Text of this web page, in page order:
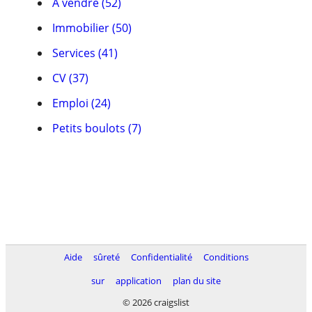
Immobilier (50)
Services (41)
CV (37)
Emploi (24)
Petits boulots (7)
Aide sûreté Confidentialité
Conditions
sur
application
plan du site
© 2026 craigslist